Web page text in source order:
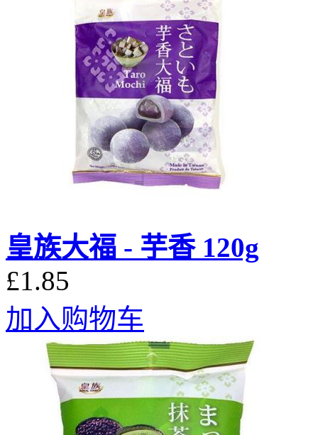
皇族大福 - 芋香 120g
£1.85
加入购物车